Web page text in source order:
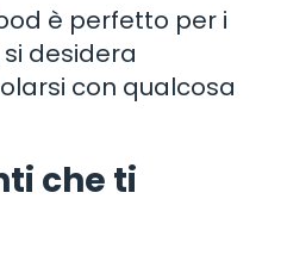
è perfetto per i
desidera
con qualcosa
che ti